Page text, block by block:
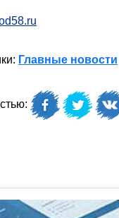
Главные новости